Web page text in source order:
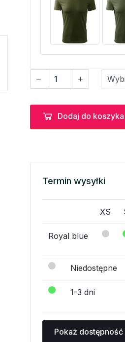
Dodaj do koszyka
Termin wysyłki
XS
Royal blue
Niedostępne
1-3 dni
Pokaż